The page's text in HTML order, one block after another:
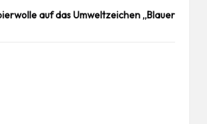
auf das Umweltzeichen „Blauer